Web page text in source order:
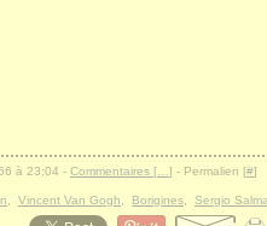
à 23:04 - Commentaires [ ] - Permalien [#]
Vincent Van Gogh Borigines Sergio Salma